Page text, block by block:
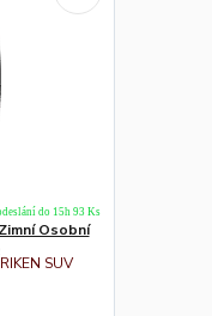
Osobní
SUV
do 15h 93 Ks